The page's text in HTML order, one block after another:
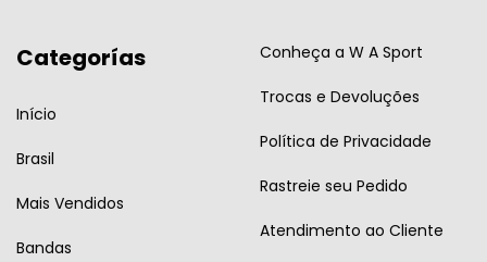
Categorías
Início
Brasil
Mais Vendidos
Bandas
Conheça a W A Sport
Trocas e Devoluções
Política de Privacidade
Rastreie seu Pedido
Atendimento ao Cliente